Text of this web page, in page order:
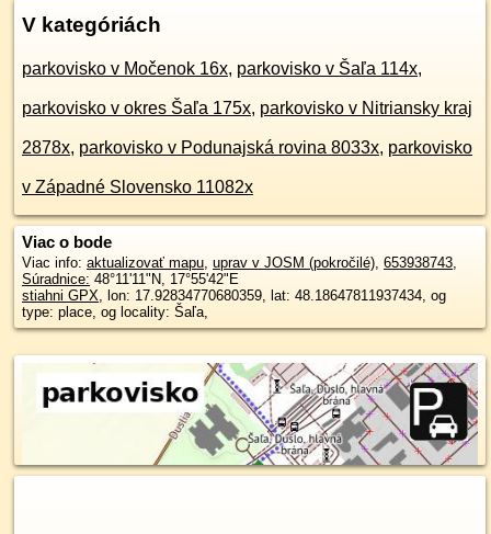
V kategóriách
parkovisko v Močenok 16x, parkovisko v Šaľa 114x,
parkovisko v okres Šaľa 175x, parkovisko v Nitriansky kraj
2878x, parkovisko v Podunajská rovina 8033x, parkovisko
v Západné Slovensko 11082x
Viac o bode
Viac info: aktualizovať mapu, uprav v JOSM (pokročilé), 653938743,
Súradnice: 48°11'11"N, 17°55'42"E
stiahni GPX, lon: 17.92834770680359, lat: 48.18647811937434, og
type: place, og locality: Šaľa,